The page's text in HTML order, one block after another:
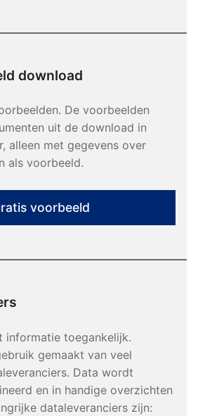
download
De voorbeelden
uit de download in
alleen met gegevens over
als voorbeeld.
voorbeeld
informatie toegankelijk.
gemaakt van veel
Data wordt
en in handige overzichten
dataleveranciers zijn: